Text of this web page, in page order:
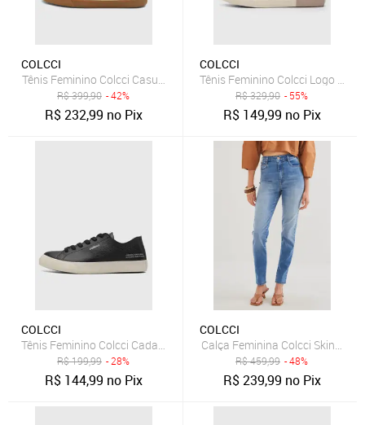
COLCCI
Tênis Feminino Colcci Casual Dourado
R$399,90 - 42%
R$232,99 no Pix
COLCCI
Tênis Feminino Colcci Logo Off-
R$329,90 - 55%
R$ 149,99 no Pix
COLCCI
Tênis Feminino Colcci Cadarço Preto
R$199,99 - 28%
R$ 144,99 no Pix
COLCCI
Calça Feminina Colcci Skinny
R$459,99 - 48%
R$239,99 no Pix